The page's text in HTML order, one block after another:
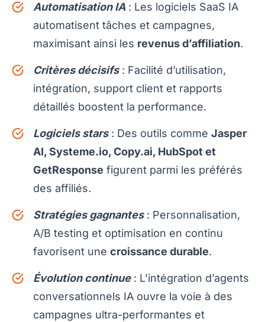
Automatisation IA : Les logiciels SaaS IA
automatisent tâches et campagnes,
maximisant ainsi les revenus d’affiliation.
Critères décisifs: Facilité d’utilisation,
intégration, support client et rapports
détaillés boostent la performance.
Logiciels stars: Des outils comme Jasper
AI, Systeme.io, Copy.ai, HubSpot et
GetResponse figurent parmi les préférés
des affiliés.
Stratégies gagnantes: Personnalisation,
A/B testing et optimisation en continu
favorisent une croissance durable.
Évolution continue: L’intégration d’agents
conversationnels IA ouvre la voie à des
campagnes ultra-performantes et